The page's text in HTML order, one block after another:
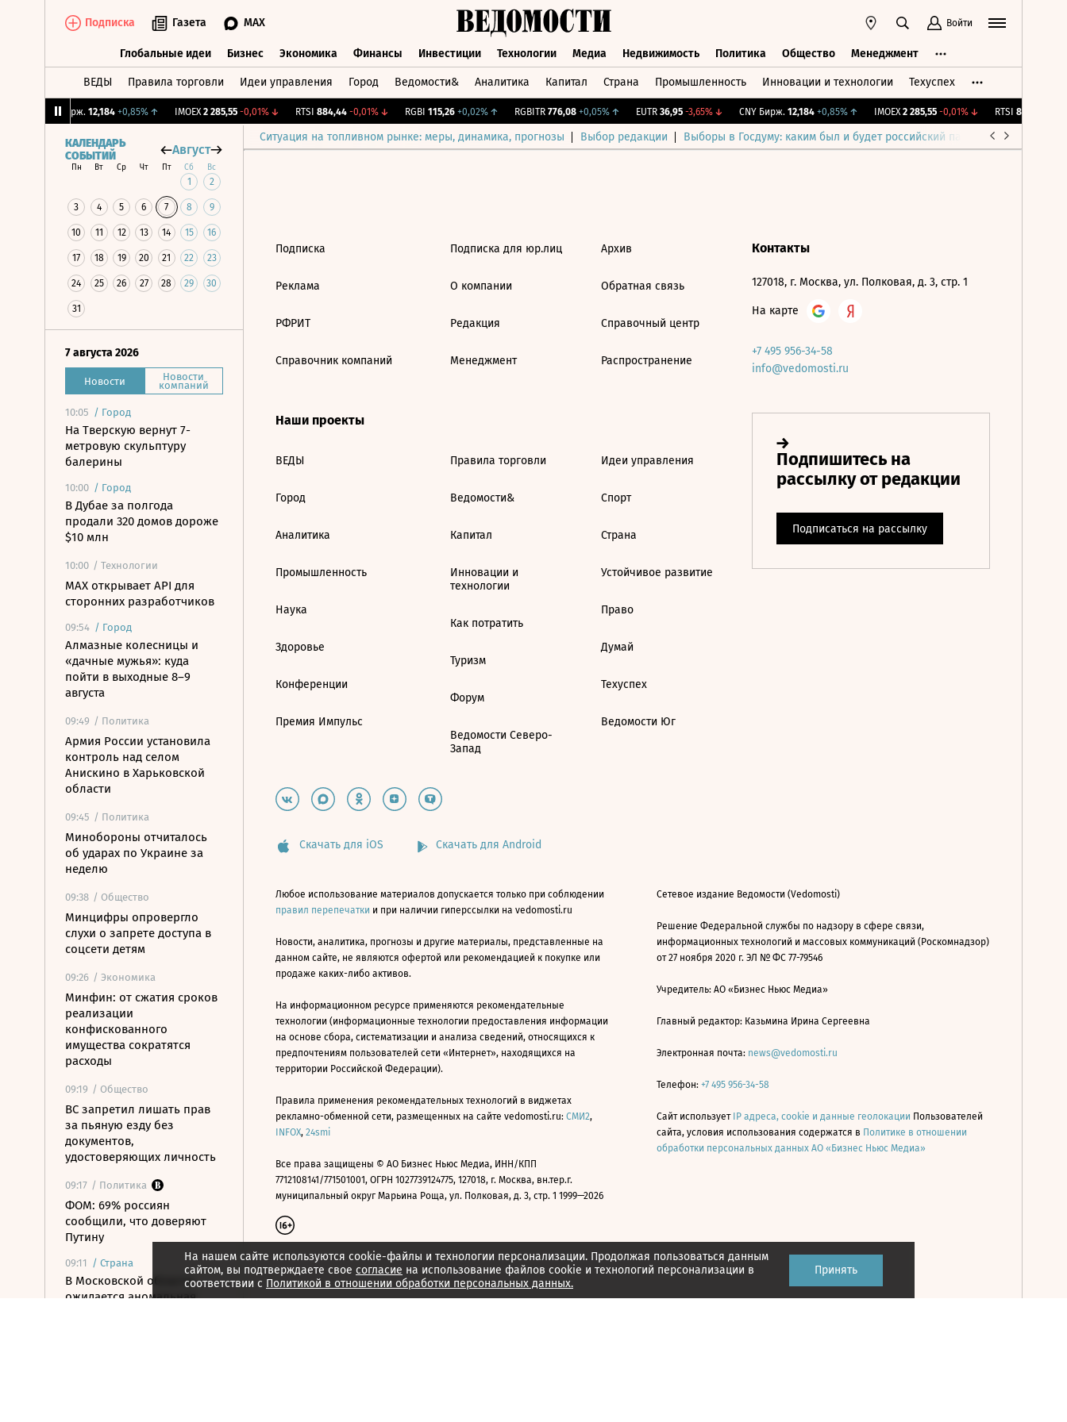
Подписка Газета MAX Войти
Глобальные идеи Бизнес Экономика Финансы Инвестиции Технологии Медиа Недвижимость Политика Общество Менеджмент
ВЕДЫ Правила торговли Идеи управления Город Ведомости& Аналитика Капитал Страна Промышленность Инновации и технологии Техуспех
CNY Бирж. 12,184 +0,85%↑ IMOEX 2 285,55 -0,01%↓ RTSI 884,44 -0,01%↓ RGBI 115,26 +0,02%↑ RGBITR 776,08 +0,05%↑ EUTR 36,95 -3,65%↓ CNY Бирж. 12,184 +0,85%↑ IMOEX 2 285,55 -0,01%↓ RTSI 884,44
Ситуация на топливном рынке: меры, динамика, прогнозы Выбор редакции Выборы в Госдуму: каким был и будет российский парламент
КАЛЕНДАРЬ
СОБЫТИЙ
Август
Пн Вт Ср Чт Пт Сб Вс
1 2
3 4 5 6 7 8 9
10 11 12 13 14 15 16
17 18 19 20 21 22 23
24 25 26 27 28 29 30
31
7 августа 2026
Новости Новости
компаний
10:05 / Город
На Тверскую вернут 7-
метровую скульптуру
балерины
10:00 / Город
В Дубае за полгода
продали 320 домов дороже
$10 млн
10:00 / Технологии
MAX открывает API для
сторонних разработчиков
09:54 / Город
Алмазные колесницы и
«дачные мужья»: куда
пойти в выходные 8–9
августа
09:49 / Политика
Армия России установила
контроль над селом
Анискино в Харьковской
области
09:45 / Политика
Минобороны отчиталось
об ударах по Украине за
неделю
09:38 / Общество
Минцифры опровергло
слухи о запрете доступа в
соцсети детям
09:26 / Экономика
Минфин: от сжатия сроков
реализации
конфискованного
имущества сократятся
расходы
09:19 / Общество
ВС запретил лишать прав
за пьяную езду без
документов,
удостоверяющих личность
09:17 / Политика
ФОМ: 69% россиян
сообщили, что доверяют
Путину
09:11 / Страна
В Московской области
ожидается аномальная
На нашем сайте используются cookie-файлы и технологии персонализации. Продолжая пользоваться данным
сайтом, вы подтверждаете свое согласие на использование файлов cookie и технологий персонализации в
соответствии с Политикой в отношении обработки персональных данных.
Принять
Подписка
Реклама
РФРИТ
Справочник компаний
Подписка для юр.лиц
О компании
Редакция
Менеджмент
Архив
Обратная связь
Справочный центр
Распространение
Наши проекты
ВЕДЫ
Город
Аналитика
Промышленность
Наука
Здоровье
Конференции
Премия Импульс
Правила торговли
Ведомости&
Капитал
Инновации и
технологии
Как потратить
Туризм
Форум
Ведомости Северо-
Запад
Идеи управления
Спорт
Страна
Устойчивое развитие
Право
Думай
Техуспех
Ведомости Юг
Контакты
127018, г. Москва, ул. Полковая, д. 3, стр. 1
На карте
+7 495 956-34-58
info@vedomosti.ru
Скачать для iOS Скачать для Android
Любое использование материалов допускается только при соблюдении
правил перепечатки и при наличии гиперссылки на vedomosti.ru
Новости, аналитика, прогнозы и другие материалы, представленные на
данном сайте, не являются офертой или рекомендацией к покупке или
продаже каких-либо активов.
На информационном ресурсе применяются рекомендательные
технологии (информационные технологии предоставления информации
на основе сбора, систематизации и анализа сведений, относящихся к
предпочтениям пользователей сети «Интернет», находящихся на
территории Российской Федерации).
Правила применения рекомендательных технологий в виджетах
рекламно-обменной сети, размещенных на сайте vedomosti.ru: СМИ2,
INFOX, 24smi
Все права защищены © АО Бизнес Ньюс Медиа, ИНН/КПП
7712108141/771501001, ОГРН 1027739124775, 127018, г. Москва, вн.тер.г.
муниципальный округ Марьина Роща, ул. Полковая, д. 3, стр. 1 1999—2026
Сетевое издание Ведомости (Vedomosti)
Решение Федеральной службы по надзору в сфере связи,
информационных технологий и массовых коммуникаций (Роскомнадзор)
от 27 ноября 2020 г. ЭЛ № ФС 77-79546
Учредитель: АО «Бизнес Ньюс Медиа»
Главный редактор: Казьмина Ирина Сергеевна
Электронная почта: news@vedomosti.ru
Телефон: +7 495 956-34-58
Сайт использует IP адреса, cookie и данные геолокации Пользователей
сайта, условия использования содержатся в Политике в отношении
обработки персональных данных АО «Бизнес Ньюс Медиа»